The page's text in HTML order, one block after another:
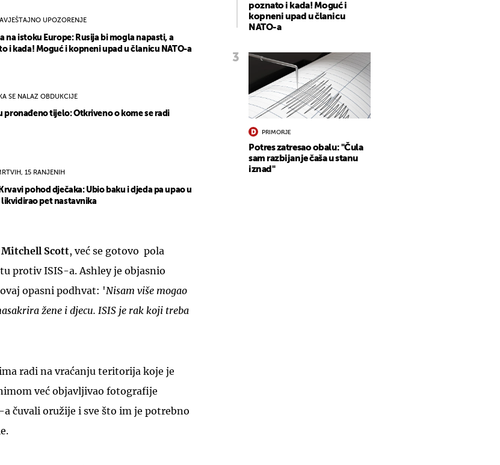
UPOZORENJE
na istoku Europe: Rusija bi mogla napasti, a
i kada! Moguć i kopneni upad u članicu NATO-a
SE NALAZ OBDUKCIJE
pronađeno tijelo: Otkriveno o kome se radi
15 RANJENIH
pohod dječaka: Ubio baku i djeda pa upao u
likvidirao pet nastavnika
Mitchell Scott, već se gotovo pola
protiv ISIS-a. Ashley je objasnio
opasni podhvat: 'Nisam više mogao
žene i djecu. ISIS je rak koji treba
radi na vraćanju teritorija koje je
već objavljivao fotografije
čuvali oružije i sve što im je potrebno
poznato i kada! Moguć i
kopneni upad u članicu
NATO-a
PRIMORJE
Potres zatresao obalu: "Čula
sam razbijanje čaša u stanu
iznad"